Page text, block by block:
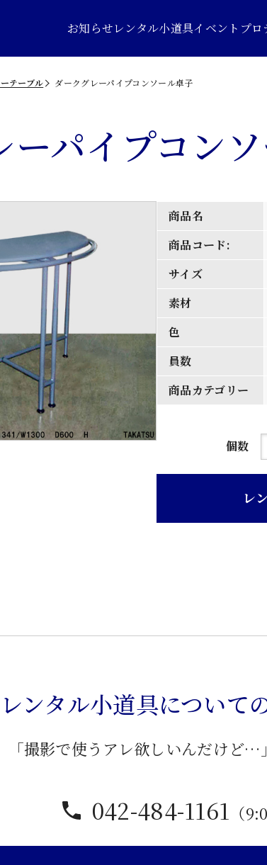
お知らせレンタル小道具イベントプロ
テーブル ダークグレーパイプコンソール卓子
ーパイプコン
商品名
商品コード:
サイズ
素材
色
員数
商品カテゴリー
個数
ソ
卓
レ
レンタル小道具について
「撮影で使うアレ欲しいんだけど…
042-484-1161 （